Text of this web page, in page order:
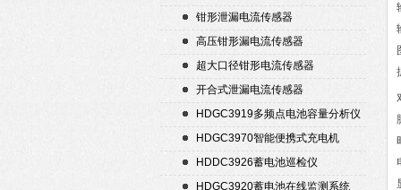
钳形泄漏电流传感器
高压钳形漏电流传感器
超大口径钳形电流传感器
开合式泄漏电流传感器
HDGC3919多频点电池容量分析仪
HDGC3970智能便携式充电机
HDDC3926蓄电池巡检仪
HDGC3920蓄电池在线监测系统